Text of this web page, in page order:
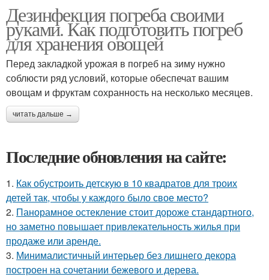
Дезинфекция погреба своими
руками. Как подготовить погреб
для хранения овощей
Перед закладкой урожая в погреб на зиму нужно
соблюсти ряд условий, которые обеспечат вашим
овощам и фруктам сохранность на несколько месяцев.
читать дальше →
Последние обновления на сайте:
1. Как обустроить детскую в 10 квадратов для троих
детей так, чтобы у каждого было свое место?
2. Панорамное остекление стоит дороже стандартного,
но заметно повышает привлекательность жилья при
продаже или аренде.
3. Минималистичный интерьер без лишнего декора
построен на сочетании бежевого и дерева.